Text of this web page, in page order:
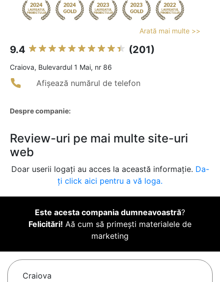
Arată mai multe >>
9.4 (201)
Craiova, Bulevardul 1 Mai, nr 86
Afișează numărul de telefon
Despre companie:
Review-uri pe mai multe site-uri
web
Doar userii logați au acces la această informație. Da-
ți click aici pentru a vă loga.
Este acesta compania dumneavoastră?
Felicitări! Aă cum să primești materialele de
marketing
Craiova